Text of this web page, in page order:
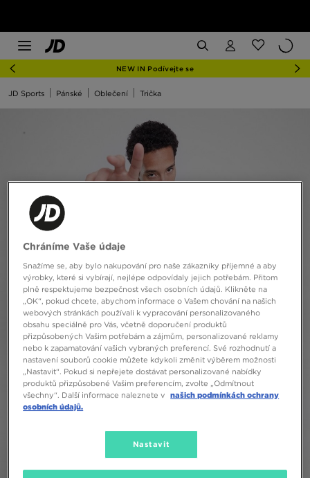
NEW IN Podívejte se
JD Sports Pánské Oblečení Trička
Chráníme Vaše údaje
Snažíme se, aby bylo nakupování pro naše zákazníky příjemné a aby
výrobky, které si vybírají, nejlépe odpovídaly jejich potřebám. Přitom
plně respektujeme bezpečnost všech osobních údajů. Klikněte na
„OK“, pokud chcete, abychom informace o Vašem chování na našich
webových stránkách používali k vypracování personalizovaného
obsahu speciálně pro Vás, včetně doporučení produktů
přizpůsobených Vašim potřebám a zájmům, personalizované reklamy
nebo k zapamatování vašich vybraných preferencí. Své rozhodnutí a
nastavení souborů cookie můžete kdykoli změnit výběrem možnosti
„Nastavit“. Pokud si nepřejete dostávat personalizované nabídky
produktů přizpůsobené Vašim preferencím, zvolte „Odmítnout
všechny“. Další informace naleznete v našich podmínkách ochrany
osobních údajů.
Nastavit